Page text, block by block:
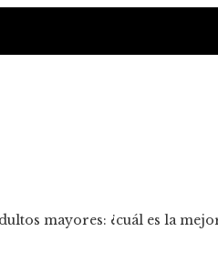
mayores: ¿cuál es la